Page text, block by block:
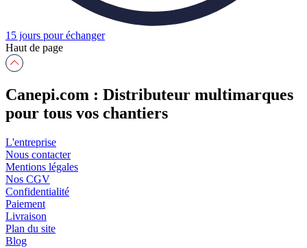
15 jours pour échanger
Haut de page
Canepi.com : Distributeur multimarques
pour tous vos chantiers
L'entreprise
Nous contacter
Mentions légales
Nos CGV
Confidentialité
Paiement
Livraison
Plan du site
Blog